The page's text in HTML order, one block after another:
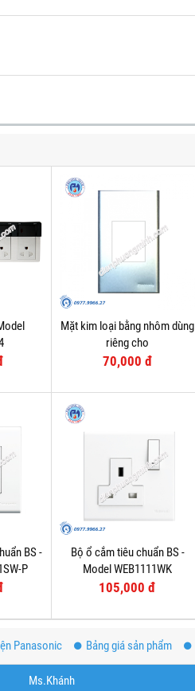
Mặt kim loại bằng nhôm dùng
riêng cho
WEV1181SW/WEV1191SW/2P
70,000 đ
BS -
P
Bộ ổ cắm tiêu chuẩn BS -
Model WEB1111WK
105,000 đ
Panasonic Bảng giá sản phẩm
Ms.Khánh